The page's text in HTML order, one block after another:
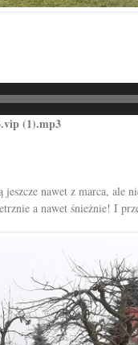
(1).mp3
nawet z marca, ale
a nawet śnieżnie! I